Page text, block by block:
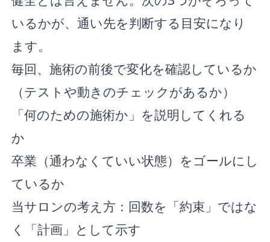
いるかが、通い先を判断する目安になり
ます。
毎回、施術の前後で変化を確認しているか
（テストや動きのチェックがあるか）
「何のための施術か」を説明してくれる
か
卒業（通わなくていい状態）をゴールにし
ているか
当サロンの考え方：回数を「約束」ではな
く「計画」として示す